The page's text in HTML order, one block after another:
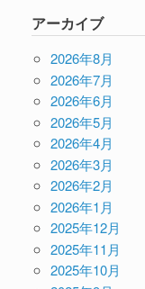
アーカイブ
2026年8月
2026年7月
2026年6月
2026年5月
2026年4月
2026年3月
2026年2月
2026年1月
2025年12月
2025年11月
2025年10月